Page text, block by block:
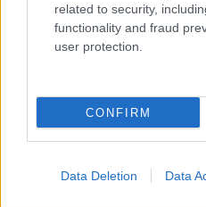
related to security,
functionality and fraud
user protection.
CONFIRM
Data Deletion Data